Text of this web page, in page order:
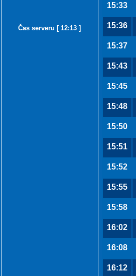
Čas serveru [ 12:13 ]
15:33
15:36
15:37
15:43
15:45
15:48
15:50
15:51
15:52
15:55
15:58
16:02
16:08
16:12